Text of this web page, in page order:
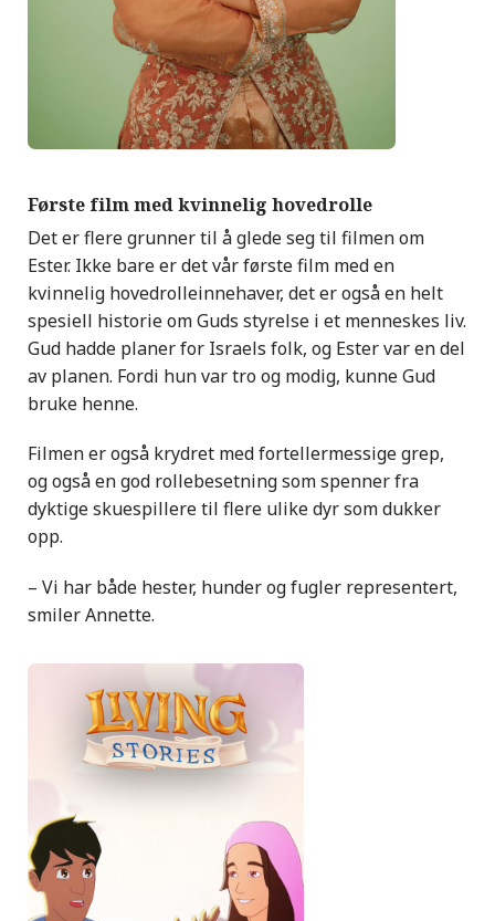
Første film med kvinnelig hovedrolle
Det er flere grunner til å glede seg til filmen om
Ester. Ikke bare er det vår første film med en
kvinnelig hovedrolleinnehaver, det er også en helt
spesiell historie om Guds styrelse i et menneskes liv.
Gud hadde planer for Israels folk, og Ester var en del
av planen. Fordi hun var tro og modig, kunne Gud
bruke henne.
Filmen er også krydret med fortellermessige grep,
og også en god rollebesetning som spenner fra
dyktige skuespillere til flere ulike dyr som dukker
opp.
– Vi har både hester, hunder og fugler representert,
smiler Annette.